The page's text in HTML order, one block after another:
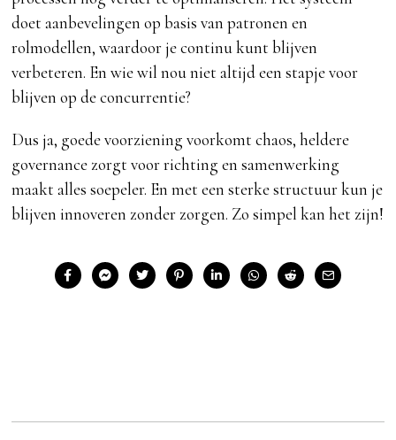
doet aanbevelingen op basis van patronen en
rolmodellen, waardoor je continu kunt blijven
verbeteren. En wie wil nou niet altijd een stapje voor
blijven op de concurrentie?
Dus ja, goede voorziening voorkomt chaos, heldere
governance zorgt voor richting en samenwerking
maakt alles soepeler. En met een sterke structuur kun je
blijven innoveren zonder zorgen. Zo simpel kan het zijn!